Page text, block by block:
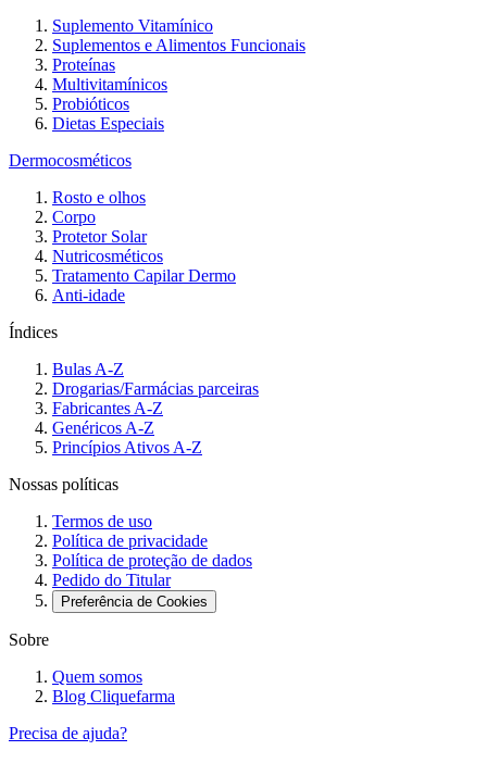
Suplemento Vitamínico
Suplementos e Alimentos Funcionais
Proteínas
Multivitamínicos
Probióticos
Dietas Especiais
Dermocosméticos
Rosto e olhos
Corpo
Protetor Solar
Nutricosméticos
Tratamento Capilar Dermo
Anti-idade
Índices
Bulas A-Z
Drogarias/Farmácias parceiras
Fabricantes A-Z
Genéricos A-Z
Princípios Ativos A-Z
Nossas políticas
Termos de uso
Política de privacidade
Política de proteção de dados
Pedido do Titular
Preferência de Cookies
Sobre
Quem somos
Blog Cliquefarma
Precisa de ajuda?